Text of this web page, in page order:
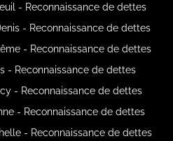
- Reconnaissance de dettes
- Reconnaissance de dettes
- Reconnaissance de dettes
- Reconnaissance de dettes
- Reconnaissance de dettes
- Reconnaissance de dettes
- Reconnaissance de dettes